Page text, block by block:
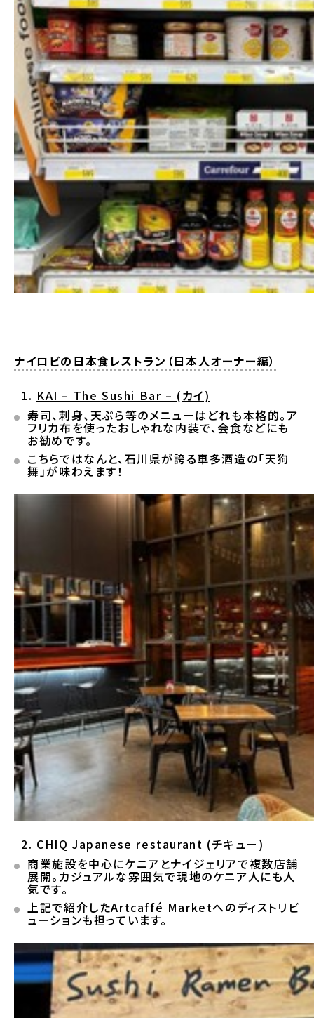
ナイロビの日本食レストラン（日本人オーナー編）
KAI – The Sushi Bar – (カイ)
寿司、刺身、天ぷら等のメニューはどれも本格的。ア
フリカ布を使ったおしゃれな内装で、会食などにも
お勧めです。
こちらではなんと、石川県が誇る車多酒造の「天狗
舞」が味わえます！
CHIQ Japanese restaurant (チキュー)
商業施設を中心にケニアとナイジェリアで複数店舗
展開。カジュアルな雰囲気で現地のケニア人にも人
気です。
上記で紹介したArtcaffé Marketへのディストリビ
ューションも担っています。